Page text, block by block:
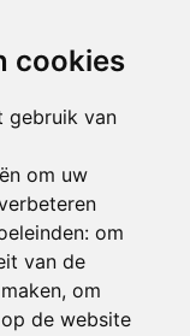
cookies
gebruik van
om uw
om
van de
, om
de website